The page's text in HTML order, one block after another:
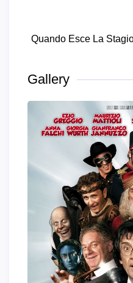
Quando Esce La
Gallery